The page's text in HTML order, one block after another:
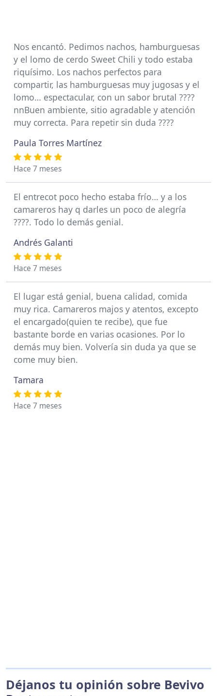
Nos encantó. Pedimos nachos, hamburguesas
y el lomo de cerdo Sweet Chili y todo estaba
riquísimo. Los nachos perfectos para
compartir, las hamburguesas muy jugosas y el
lomo… espectacular, con un sabor brutal ????
nnBuen ambiente, sitio agradable y atención
muy correcta. Para repetir sin duda ????
Paula Torres Martínez
Hace 7 meses
El entrecot poco hecho estaba frío… y a los
camareros hay q darles un poco de alegría
????. Todo lo demás genial.
Andrés Galanti
Hace 7 meses
El lugar está genial, buena calidad, comida
muy rica. Camareros majos y atentos, excepto
el encargado(quien te recibe), que fue
bastante borde en varias ocasiones. Por lo
demás muy bien. Volvería sin duda ya que se
come muy bien.
Tamara
Hace 7 meses
Déjanos tu opinión sobre Bevivo